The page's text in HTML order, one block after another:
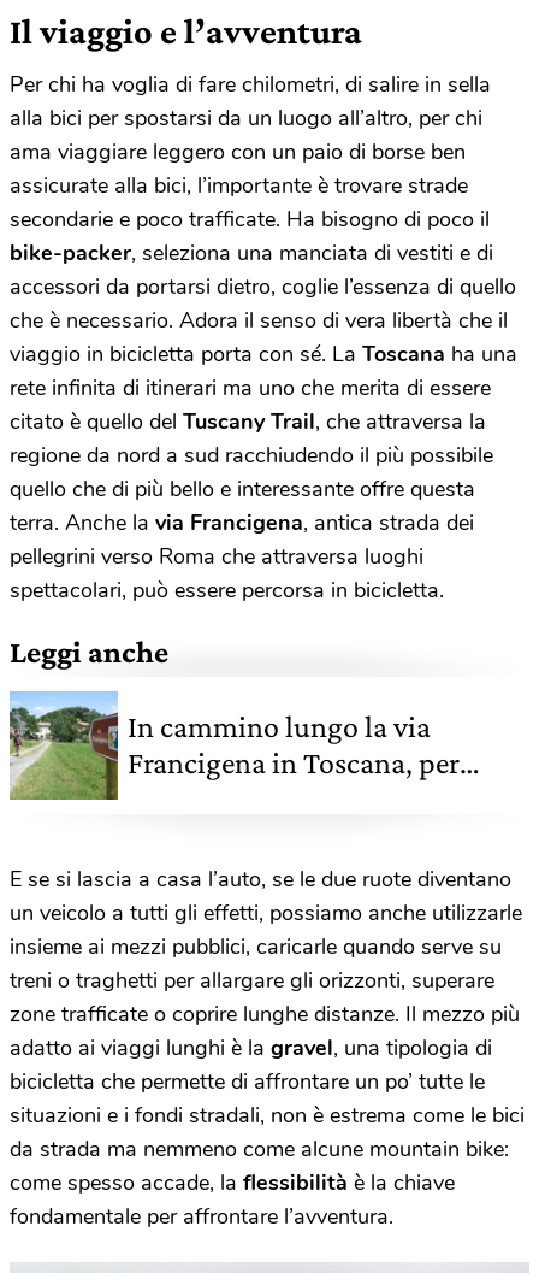
Il viaggio e l’avventura
Per chi ha voglia di fare chilometri, di salire in sella
alla bici per spostarsi da un luogo all’altro, per chi
ama viaggiare leggero con un paio di borse ben
assicurate alla bici, l’importante è trovare strade
secondarie e poco trafficate. Ha bisogno di poco il
bike-packer, seleziona una manciata di vestiti e di
accessori da portarsi dietro, coglie l’essenza di quello
che è necessario. Adora il senso di vera libertà che il
viaggio in bicicletta porta con sé. La Toscana ha una
rete infinita di itinerari ma uno che merita di essere
citato è quello del Tuscany Trail, che attraversa la
regione da nord a sud racchiudendo il più possibile
quello che di più bello e interessante offre questa
terra. Anche la via Francigena, antica strada dei
pellegrini verso Roma che attraversa luoghi
spettacolari, può essere percorsa in bicicletta.
Leggi anche
In cammino lungo la via
Francigena in Toscana, per
E se si lascia a casa l’auto, se le due ruote diventano
un veicolo a tutti gli effetti, possiamo anche utilizzarle
insieme ai mezzi pubblici, caricarle quando serve su
treni o traghetti per allargare gli orizzonti, superare
zone trafficate o coprire lunghe distanze. Il mezzo più
adatto ai viaggi lunghi è la gravel, una tipologia di
bicicletta che permette di affrontare un po’ tutte le
situazioni e i fondi stradali, non è estrema come le bici
da strada ma nemmeno come alcune mountain bike:
come spesso accade, la flessibilità è la chiave
fondamentale per affrontare l’avventura.